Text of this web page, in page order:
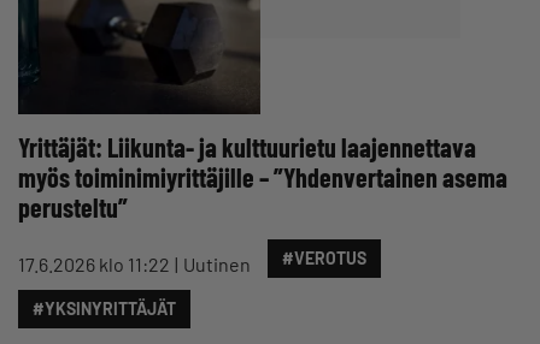
Yrittäjät: Liikunta- ja kulttuurietu laajennettava
myös toiminimiyrittäjille – ”Yhdenvertainen asema
perusteltu”
17.6.2026 klo 11:22 Uutinen #VEROTUS
#YKSINYRITTÄJÄT